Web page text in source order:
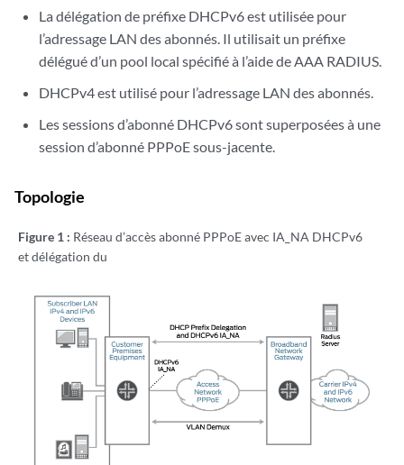
La délégation de préfixe DHCPv6 est utilisée pour
l’adressage LAN des abonnés. Il utilisait un préfixe
délégué d’un pool local spécifié à l’aide de AAA RADIUS.
DHCPv4 est utilisé pour l’adressage LAN des abonnés.
Les sessions d’abonné DHCPv6 sont superposées à une
session d’abonné PPPoE sous-jacente.
Topologie
Figure 1 : Réseau d’accès abonné PPPoE avec IA_NA DHCPv6
et délégation du